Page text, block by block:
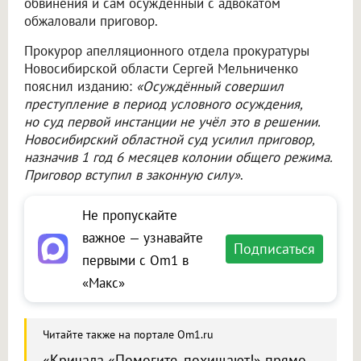
обвинения и сам осуждённый с адвокатом
обжаловали приговор.
Прокурор апелляционного отдела прокуратуры
Новосибирской области Сергей Мельниченко
пояснил изданию: «Осуждённый совершил
преступление в период условного осуждения,
но суд первой инстанции не учёл это в решении.
Новосибирский областной суд усилил приговор,
назначив 1 год 6 месяцев колонии общего режима.
Приговор вступил в законную силу».
Не пропускайте
важное — узнавайте
первыми с Om1 в
«Макс»
Подписаться
Читайте также на портале Om1.ru